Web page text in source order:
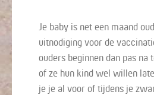
Je baby is net een maand
uitnodiging voor de
ouders beginnen dan pas na
of ze hun kind wel willen
je je al voor of tijdens je